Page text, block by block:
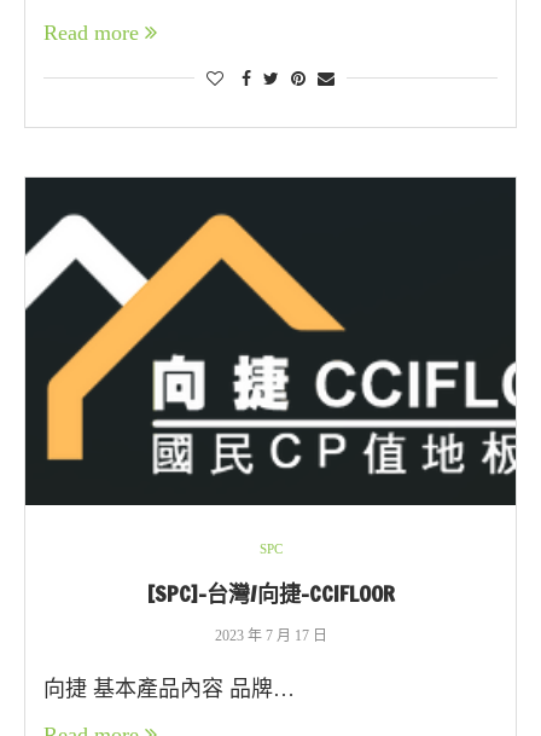
Read more
SPC
[SPC]-台灣/向捷-CCIFLOOR
2023 年 7 月 17 日
向捷 基本產品內容 品牌…